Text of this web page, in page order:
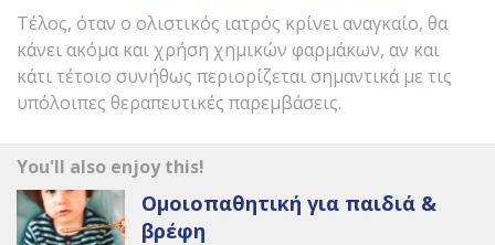
Τέλος, όταν ο ολιστικός ιατρός κρίνει αναγκαίο, θα
κάνει ακόμα και χρήση χημικών φαρμάκων, αν και
κάτι τέτοιο συνήθως περιορίζεται σημαντικά με τις
υπόλοιπες θεραπευτικές παρεμβάσεις.
You'll also enjoy this!
Ομοιοπαθητική για παιδιά &
βρέφη